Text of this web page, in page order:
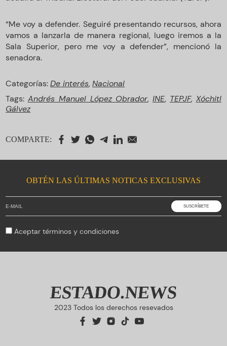
“Me voy a defender. Seguiré presentando recursos, ahora
vamos a lanzarla de manera regional, luego iremos a la
Sala Superior, pero me voy a defender”, mencionó la
senadora.
Categorías:De interés,Nacional
Tags:Andrés Manuel López Obrador,INE, TEPJF, Xóchitl
Gálvez
COMPARTE:
OBTÉN LAS ÚLTIMAS NOTICAS EXCLUSIVAS
Aceptartérminos y condiciones
ESTADO.NEWS
2023 Todos los derechos resevados